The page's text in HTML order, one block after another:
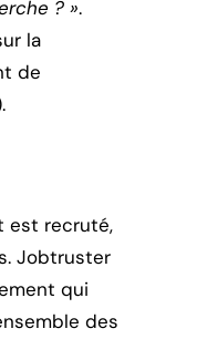
? ».
la
de
est recruté,
Jobtruster
qui
des